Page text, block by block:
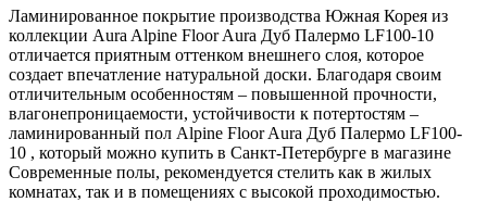
Ламинированное покрытие производства Южная Корея из
коллекции Aura Alpine Floor Aura Дуб Палермо LF100-10
отличается приятным оттенком внешнего слоя, которое
создает впечатление натуральной доски. Благодаря своим
отличительным особенностям – повышенной прочности,
влагонепроницаемости, устойчивости к потертостям –
ламинированный пол Alpine Floor Aura Дуб Палермо LF100-
10 , который можно купить в Санкт-Петербурге в магазине
Современные полы, рекомендуется стелить как в жилых
комнатах, так и в помещениях с высокой проходимостью.